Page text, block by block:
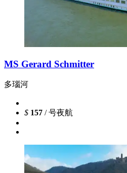
MS Gerard Schmitter
多瑙河
$ 157 / 号夜航